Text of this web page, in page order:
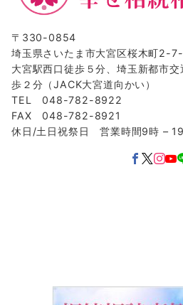
〒330-0854
埼玉県さいたま市大宮区桜木町2-
大宮駅西口徒歩５分、埼玉新都市
歩２分（JACK大宮道向かい）
TEL 048-782-8922
FAX 048-782-8921
休日/土日祝祭日 営業時間9時 –